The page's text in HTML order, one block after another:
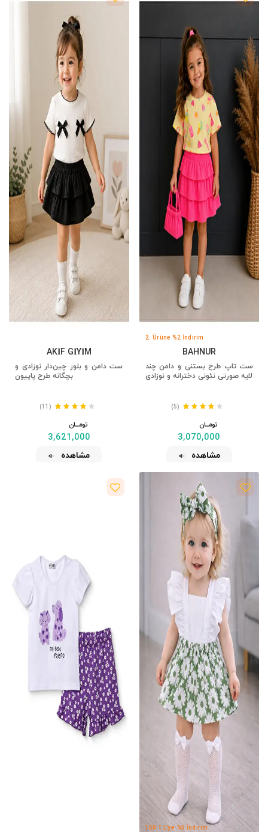
2. Ürüne %2 İndirim
BAHNUR
ست تاپ طرح بستنی و دامن چند
لایه صورتی نئونی دخترانه و نوزادی
(5)
تومــــــان
3,070,000
مشاهده
AKİF GİYİM
ست دامن و بلوز چین‌دار نوزادی و
بچگانه طرح پاپیون
(11)
تومــــــان
3,621,000
مشاهده
150 TL'ye %5 İndirim